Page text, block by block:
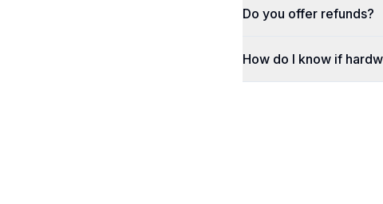
Do you offer refunds?
How do I know if